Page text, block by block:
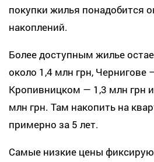
покупки жилья понадобится
накоплений.
Более доступным жилье
около 1,4 млн грн, Чернигове
Кропивницком — 1,3 млн грн
млн грн. Там накопить на
примерно за 5 лет.
Самые низкие цены